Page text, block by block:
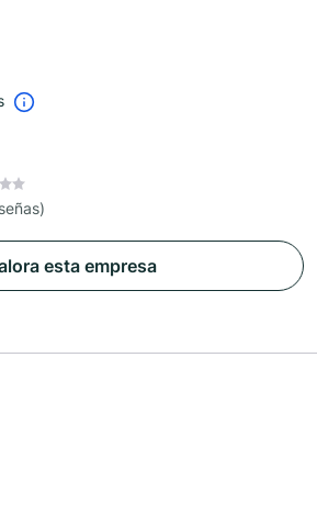
esta empresa